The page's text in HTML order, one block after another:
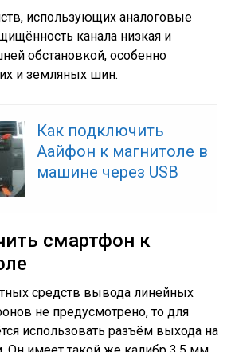
использующих аналоговые
канала низкая и
обстановкой, особенно
и земляных шин.
Как подключить
Аайфон к магнитоле в
машине через USB
смартфон к
средств вывода линейных
не предусмотрено, то для
использовать разъём выхода на